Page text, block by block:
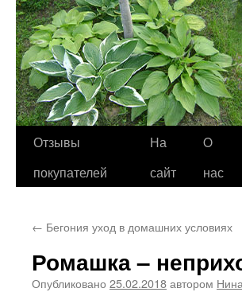
Отзывы
покупателей
На
сайт
O
нас
← Бегония уход в домашних условиях
Ромашка –
Опубликовано 25.02.2018автором